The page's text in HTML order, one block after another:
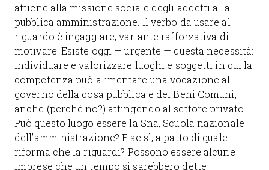
attiene alla missione sociale degli addetti alla
pubblica amministrazione. Il verbo da usare al
riguardo è ingaggiare, variante rafforzativa di
motivare. Esiste oggi — urgente — questa necessità:
individuare e valorizzare luoghi e soggetti in cui la
competenza può alimentare una vocazione al
governo della cosa pubblica e dei Beni Comuni,
anche (perché no?) attingendo al settore privato.
Può questo luogo essere la Sna, Scuola nazionale
dell’amministrazione? E se sì, a patto di quale
riforma che la riguardi? Possono essere alcune
imprese che un tempo si sarebbero dette